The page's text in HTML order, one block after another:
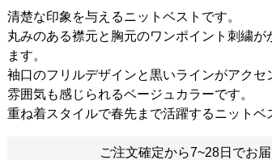
清楚な印象を与えるニットベストです。
丸みのある襟元と胸元のワンポイント刺繍が
ます。
袖口のフリルデザインと黒いラインがアクセ
雰囲気も感じられるベージュカラーです。
重ね着スタイルで春先まで活躍するニットベ
ご注文確定から7~28日でお